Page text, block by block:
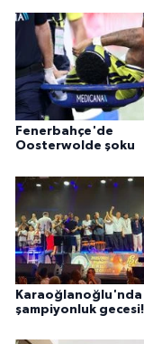
Fenerbahçe'de
Oosterwolde şoku
Karaoğlanoğlu'nda
şampiyonluk gecesi!